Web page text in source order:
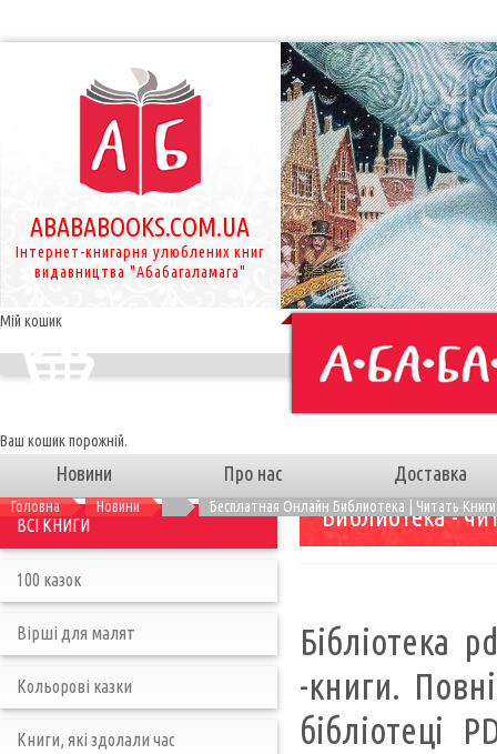
ABABABOOKS.COM.UA
Інтернет-книгарня улюблених книг
видавництва "Абабагаламага"
Мій кошик
Ваш кошик порожній.
Новини Про нас Доставка
Головна Новини Бесплатная Онлайн Библиотека | Читать
Библиотека -
Бібліотека
-книги.
бібліотеці
ВСІ КНИГИ
100 казок
Вірші для малят
Кольорові казки
Книги, які здолали час